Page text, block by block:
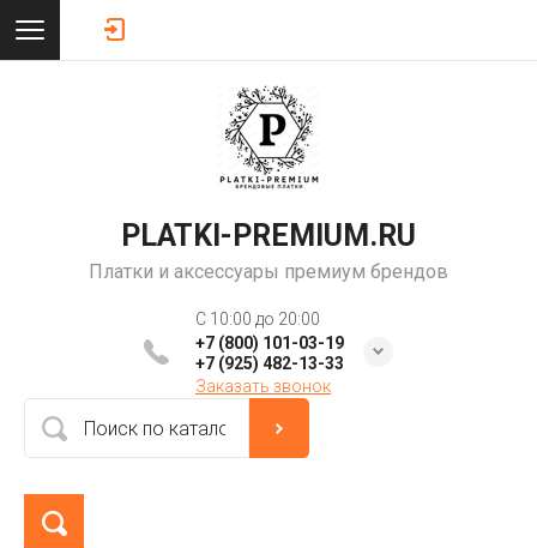
PLATKI-PREMIUM.RU
Платки и аксессуары премиум брендов
C 10:00 до 20:00
+7 (800) 101-03-19
+7 (925) 482-13-33
Заказать звонок